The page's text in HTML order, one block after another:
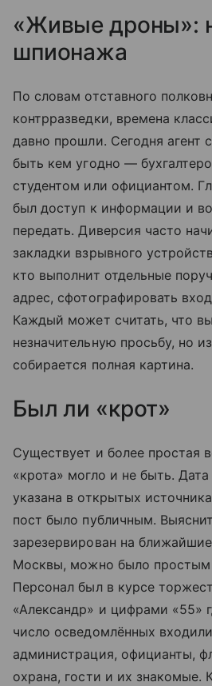
«Живые дроны»:
шпионажа
По словам отставного
контрразведки, времена
давно прошли. Сегодня агент
быть кем угодно —
студентом или официантом.
был доступ к информации и
передать. Диверсия часто
закладки взрывного
кто выполнит отдельные
адрес, сфотографировать
Каждый может считать, что
незначительную просьбу, но
собирается полная картина.
Был ли «крот»
Существует и более простая
«крота» могло и не быть.
указана в открытых
пост было публичным.
зарезервирован на
Москвы, можно было простым
Персонал был в курсе
«Александр» и цифрами «55»
число осведомлённых
администрация, официанты,
охрана, гости и их знакомые.